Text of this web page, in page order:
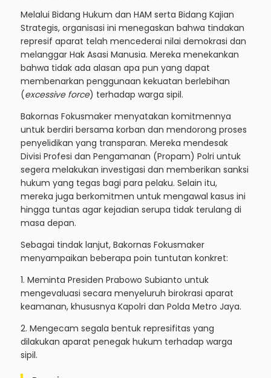
Melalui Bidang Hukum dan HAM serta Bidang Kajian
Strategis, organisasi ini menegaskan bahwa tindakan
represif aparat telah mencederai nilai demokrasi dan
melanggar Hak Asasi Manusia. Mereka menekankan
bahwa tidak ada alasan apa pun yang dapat
membenarkan penggunaan kekuatan berlebihan
(excessive force) terhadap warga sipil.
Bakornas Fokusmaker menyatakan komitmennya
untuk berdiri bersama korban dan mendorong proses
penyelidikan yang transparan. Mereka mendesak
Divisi Profesi dan Pengamanan (Propam) Polri untuk
segera melakukan investigasi dan memberikan sanksi
hukum yang tegas bagi para pelaku. Selain itu,
mereka juga berkomitmen untuk mengawal kasus ini
hingga tuntas agar kejadian serupa tidak terulang di
masa depan.
Sebagai tindak lanjut, Bakornas Fokusmaker
menyampaikan beberapa poin tuntutan konkret:
1. Meminta Presiden Prabowo Subianto untuk
mengevaluasi secara menyeluruh birokrasi aparat
keamanan, khususnya Kapolri dan Polda Metro Jaya.
2. Mengecam segala bentuk represifitas yang
dilakukan aparat penegak hukum terhadap warga
sipil.